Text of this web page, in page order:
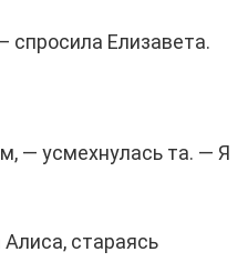
спросила Елизавета.
— усмехнулась та. — Я
стараясь